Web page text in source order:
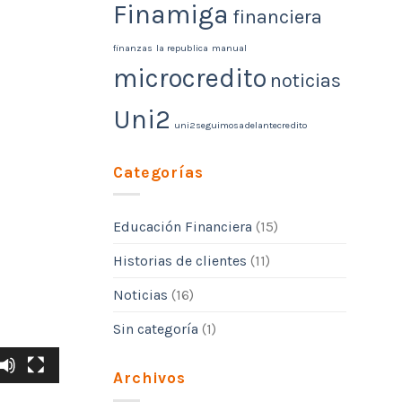
Finamiga financiera
finanzas la republica manual
microcredito noticias
Uni2 uni2seguimosadelantecredito
Categorías
Educación Financiera (15)
Historias de clientes (11)
Noticias (16)
Sin categoría (1)
Archivos